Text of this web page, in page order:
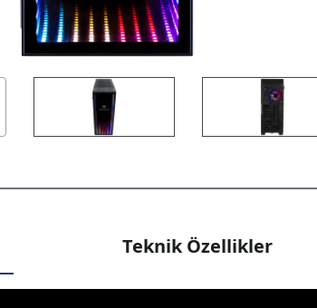
Teknik Özellikler